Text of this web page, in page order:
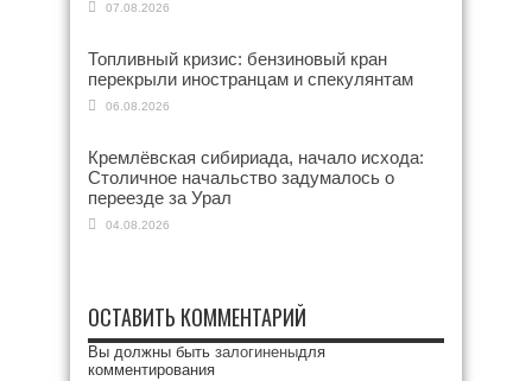
07.08.2026
Топливный кризис: бензиновый кран
перекрыли иностранцам и спекулянтам
06.08.2026
Кремлёвская сибириада, начало исхода:
Столичное начальство задумалось о
переезде за Урал
04.08.2026
ОСТАВИТЬ КОММЕНТАРИЙ
Вы должны быть залогиненыдля
комментирования